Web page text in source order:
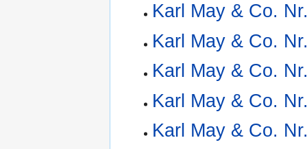
Karl May & Co.
Karl May & Co.
Karl May & Co.
Karl May & Co.
Karl May & Co.